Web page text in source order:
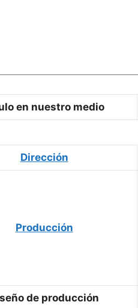
en nuestro medio
Dirección
Producción
de producción